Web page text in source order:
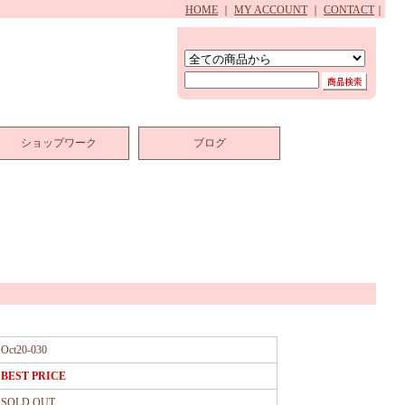
HOME MY ACCOUNT CONTACT
ショップワーク ブログ
Oct20-030
BEST PRICE
SOLD OUT